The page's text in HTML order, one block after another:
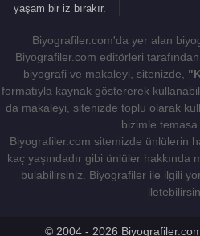
2012-2014 - Basel
2015-2015 - Fiorentina
2015-2016 - Roma (kiralık)
2016-2017 - Roma
2017-2026 - Liverpool
2026------ - Trabzonspor
Millî takım kariyeri
2009-2011 - Mısır U-20
yaşam bir iz bırakır.
Biyografiler.com'da yer alan
Biyografiler.com editörleri
biyografi ve makaleyi, sitenizde,
formatıyla kaynak göstererek
da makaleyi, sitenizde toplu olarak
bizimle temasa
Biyografiler.com sitemizde ünlülerin
kaç yaşındadır gibi ünlüler hakkında
bulabilirsiniz. Biyografiler ile ilgili
© 2004 - 2026 Biyografiler.com